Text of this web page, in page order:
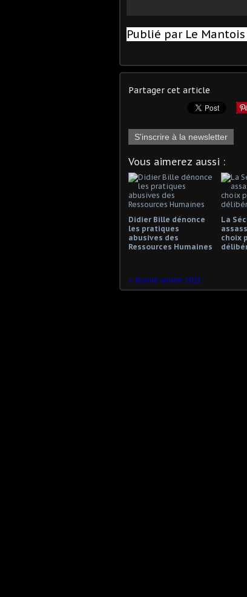
Publié par Le
Partager cet article
S'inscrire à la newsletter
Vous aimerez aussi :
Didier Bille dénonce
les pratiques
abusives des
Ressources Humaines
La
choix
Bonne année 2021